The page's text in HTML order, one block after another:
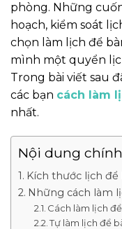
phòng. Những
hoạch, kiểm soát
chọn làm lịch để
mình một quyển
Trong bài viết sau
các bạn cách làm
nhất.
Nội dung chính
Kích thước lịch để
Những cách làm
Cách làm lịch
Tự làm lịch để